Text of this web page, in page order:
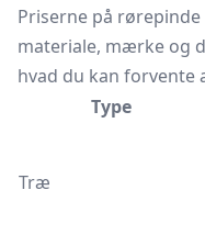
Priserne på
materiale, mærke og
hvad du kan forvente
Type
Træ